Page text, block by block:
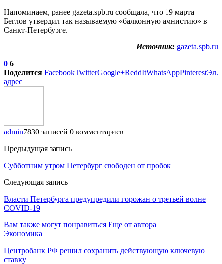
Напоминаем, ранее gazeta.spb.ru сообщала, что 19 марта
Беглов утвердил так называемую «балконную амнистию» в
Санкт-Петербурге.
Источник: gazeta.spb.ru
0 6
Поделится FacebookTwitterGoogle+ReddItWhatsAppPinterestЭл.
адрес
admin7830 записей 0 комментариев
Предыдущая запись
Субботним утром Петербург свободен от пробок
Следующая запись
Власти Петербурга предупредили горожан о третьей волне
COVID-19
Вам также могут понравиться Еще от автора
Экономика
Центробанк РФ решил сохранить действующую ключевую
ставку